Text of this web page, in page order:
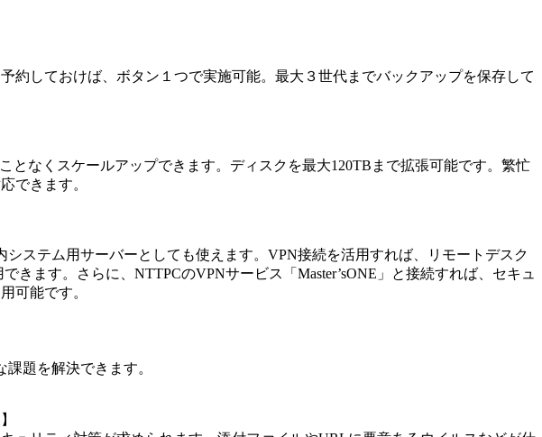
約しておけば、ボタン１つで実施可能。最大３世代までバックアップを保存して
となくスケールアップできます。ディスクを最大120TBまで拡張可能です。繁忙
できます。
システム用サーバーとしても使えます。VPN接続を活用すれば、リモートデスク
きます。さらに、NTTPCのVPNサービス「Master’sONE」と接続すれば、セキュ
可能です。
課題を解決できます。